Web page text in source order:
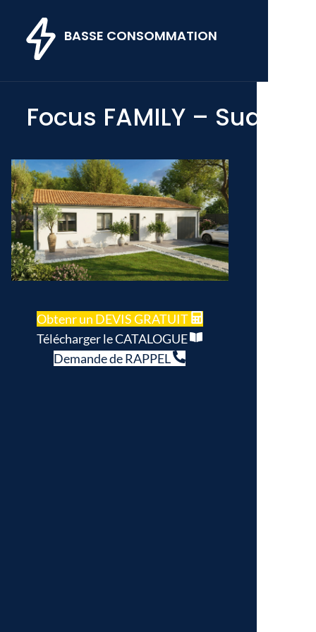
BASSE CONSOMMATION
Focus FAMILY – Sud
Obtenr un DEVIS GRATUIT
Télécharger le CATALOGUE
Demande de RAPPEL